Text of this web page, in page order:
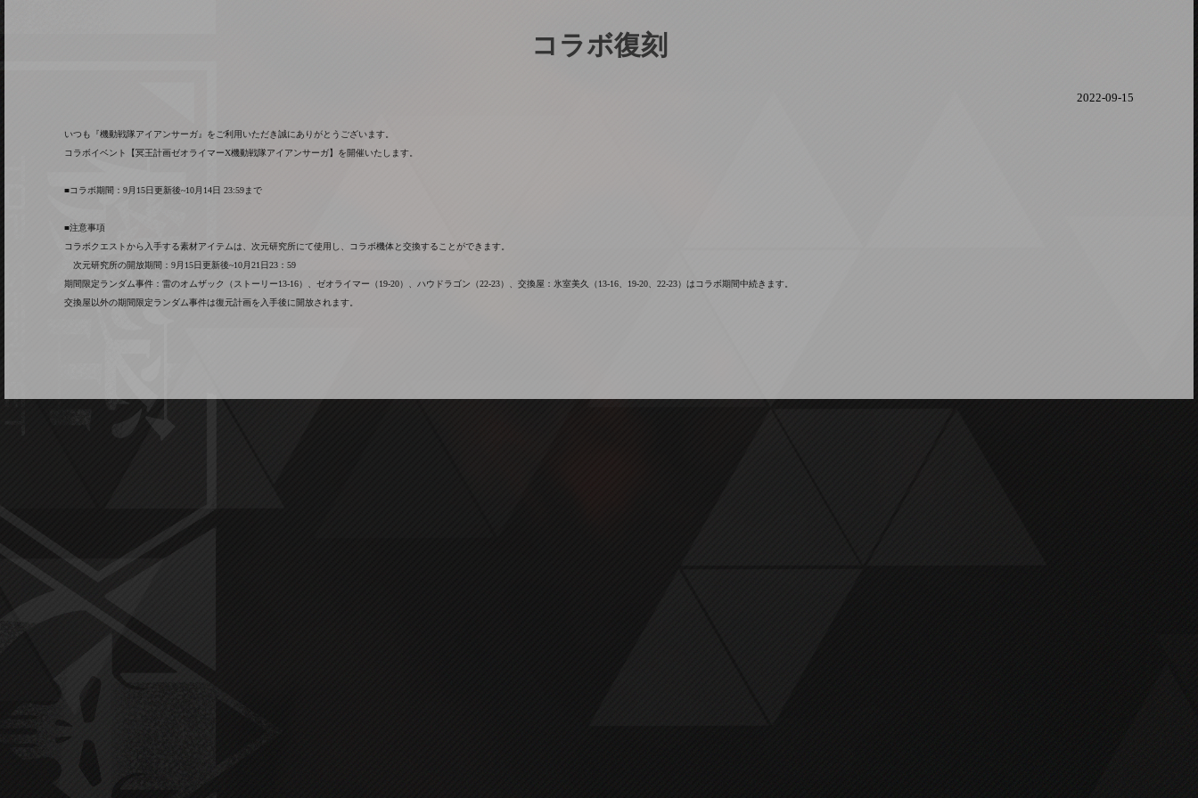
コラボ復刻
2022-09-15
いつも『機動戦隊アイアンサーガ』をご利用いただき誠にありがとうございます。
コラボイベント【冥王計画ゼオライマーX機動戦隊アイアンサーガ】を開催いたします。
■コラボ期間：9月15日更新後~10月14日 23:59まで
■注意事項
コラボクエストから入手する素材アイテムは、次元研究所にて使用し、コラボ機体と交換することができます。
次元研究所の開放期間：9月15日更新後~10月21日23：59
期間限定ランダム事件：雷のオムザック（ストーリー13-16）、ゼオライマー（19-20）、ハウドラゴン（22-23）、交換屋：氷室美久（13-16、19-20、22-23）はコラボ期間中続きます。
交換屋以外の期間限定ランダム事件は復元計画を入手後に開放されます。